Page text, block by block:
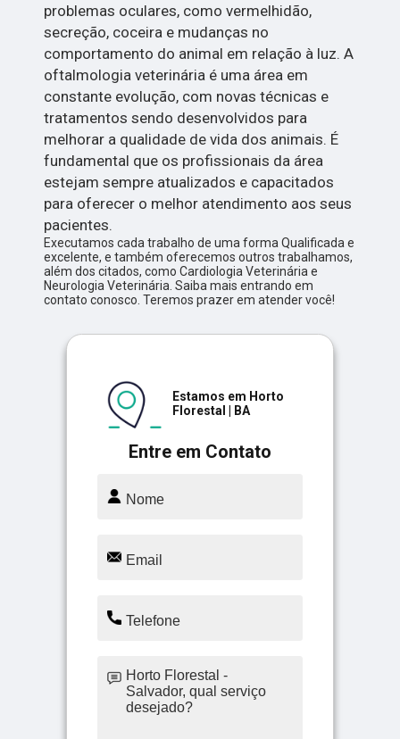
problemas oculares, como vermelhidão,
secreção, coceira e mudanças no
comportamento do animal em relação à luz. A
oftalmologia veterinária é uma área em
constante evolução, com novas técnicas e
tratamentos sendo desenvolvidos para
melhorar a qualidade de vida dos animais. É
fundamental que os profissionais da área
estejam sempre atualizados e capacitados
para oferecer o melhor atendimento aos seus
pacientes.
Executamos cada trabalho de uma forma Qualificada e
excelente, e também oferecemos outros trabalhamos,
além dos citados, como Cardiologia Veterinária e
Neurologia Veterinária. Saiba mais entrando em
contato conosco. Teremos prazer em atender você!
Entre em Contato
Estamos em Horto
Florestal | BA